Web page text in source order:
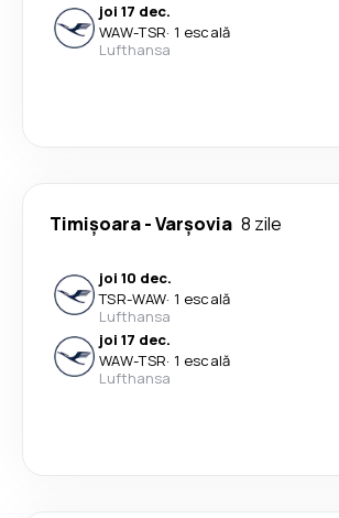
joi 17 dec.
WAW-TSR· 1 escală
Lufthansa
Timișoara-Varşovia 8 zile
joi 10 dec.
TSR-WAW· 1 escală
Lufthansa
joi 17 dec.
WAW-TSR· 1 escală
Lufthansa